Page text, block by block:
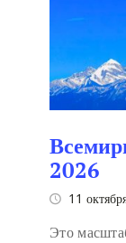
2026
11
Это